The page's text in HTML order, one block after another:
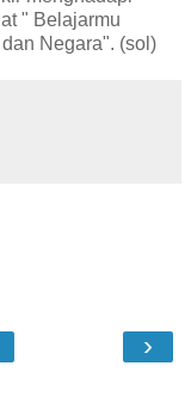
" Belajarmu
Negara". (sol)
›